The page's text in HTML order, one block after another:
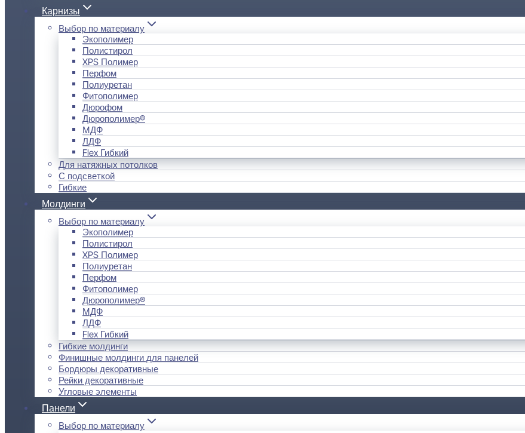
Карнизы
Выбор по материалу
Экополимер
Полистирол
XPS Полимер
Перфом
Полиуретан
Фитополимер
Дюрофом
Дюрополимер®
МДФ
ЛДФ
Flex Гибкий
Для натяжных потолков
С подсветкой
Гибкие
Молдинги
Выбор по материалу
Экополимер
Полистирол
XPS Полимер
Полиуретан
Перфом
Фитополимер
Дюрополимер®
МДФ
ЛДФ
Flex Гибкий
Гибкие молдинги
Финишные молдинги для панелей
Бордюры декоративные
Рейки декоративные
Угловые элементы
Панели
Выбор по материалу